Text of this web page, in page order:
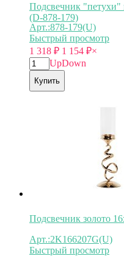
Подсвечник "петухи"
(D-878-179)
Арт.:878-179(U)
Быстрый просмотр
1 318 ₽ 1 154 ₽×
UpDown
Купить
Подсвечник золото
Арт.:2K166207G(U)
Быстрый просмотр